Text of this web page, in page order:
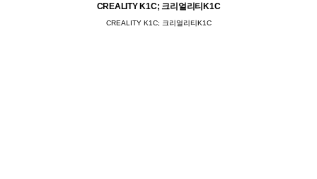
CREALITY K1C; 크리얼리티K1C
CREALITY K1C; 크리얼리티K1C